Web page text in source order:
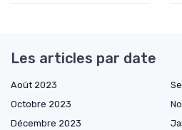
Les articles par date
Août 2023
Octobre 2023
Décembre 2023